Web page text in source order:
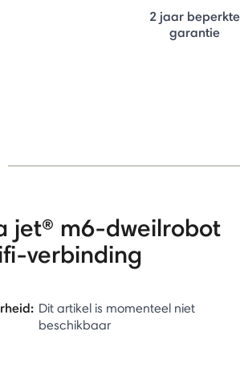
2 jaar beperkte
garantie
jet® m6-dweilrobot
verbinding
Dit artikel is momenteel niet
beschikbaar